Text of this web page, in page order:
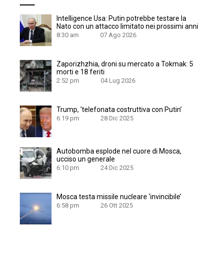
Intelligence Usa: Putin potrebbe testare la
Nato con un attacco limitato nei prossimi anni
8:30 am 07 Ago 2026
Zaporizhzhia, droni su mercato a Tokmak: 5
morti e 18 feriti
2:52 pm 04 Lug 2026
Trump, ‘telefonata costruttiva con Putin’
6:19 pm 28 Dic 2025
Autobomba esplode nel cuore di Mosca,
ucciso un generale
6:10 pm 24 Dic 2025
Mosca testa missile nucleare ‘invincibile’
6:58 pm 26 Ott 2025